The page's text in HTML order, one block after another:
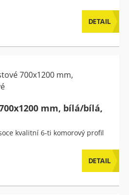
DETAIL
mm, bílá/bílá,
kvalitní 6-ti komorový profil
DETAIL